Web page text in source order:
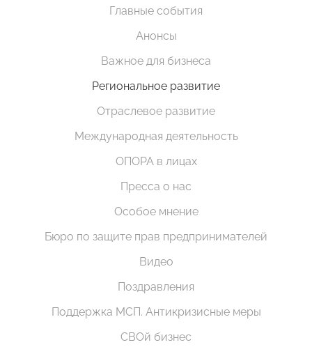
Главные события
Анонсы
Важное для бизнеса
Региональное развитие
Отраслевое развитие
Международная деятельность
ОПОРА в лицах
Пресса о нас
Особое мнение
Бюро по защите прав предпринимателей
Видео
Поздравления
Поддержка МСП. Антикризисные меры
СВОй бизнес